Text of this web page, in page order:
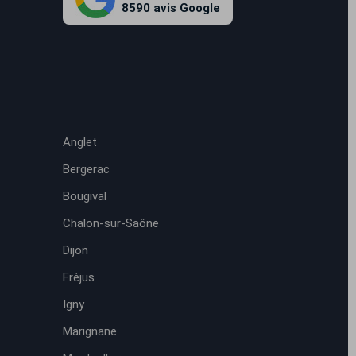
8590 avis Google
Anglet
Bergerac
Bougival
Chalon-sur-Saône
Dijon
Fréjus
Igny
Marignane